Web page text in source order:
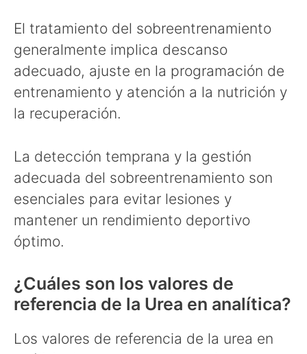
El tratamiento del sobreentrenamiento
generalmente implica descanso
adecuado, ajuste en la programación de
entrenamiento y atención a la nutrición y
la recuperación.
La detección temprana y la gestión
adecuada del sobreentrenamiento son
esenciales para evitar lesiones y
mantener un rendimiento deportivo
óptimo.
¿Cuáles son los valores de
referencia de la Urea en analítica?
Los valores de referencia de la urea en